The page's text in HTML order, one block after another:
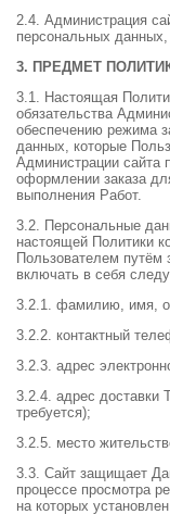
2.4. Администрация
персональных
3. ПРЕДМЕТ
3.1. Настоящая
обязательства
обеспечению режима
данных, которые
Администрации сайта
оформлении заказа
выполнения Работ.
3.2. Персональные
настоящей Политики
Пользователем
включать в себя
3.2.1. фамилию, имя,
3.2.2. контактный
3.2.3. адрес
3.2.4. адрес доставки
требуется);
3.2.5. место
3.3. Сайт защищает
процессе просмотра
на которых